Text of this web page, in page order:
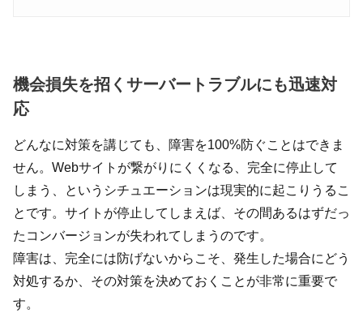
機会損失を招くサーバートラブルにも迅速対
応
どんなに対策を講じても、障害を100%防ぐことはできま
せん。Webサイトが繋がりにくくなる、完全に停止して
しまう、というシチュエーションは現実的に起こりうるこ
とです。サイトが停止してしまえば、その間あるはずだっ
たコンバージョンが失われてしまうのです。
障害は、完全には防げないからこそ、発生した場合にどう
対処するか、その対策を決めておくことが非常に重要で
す。